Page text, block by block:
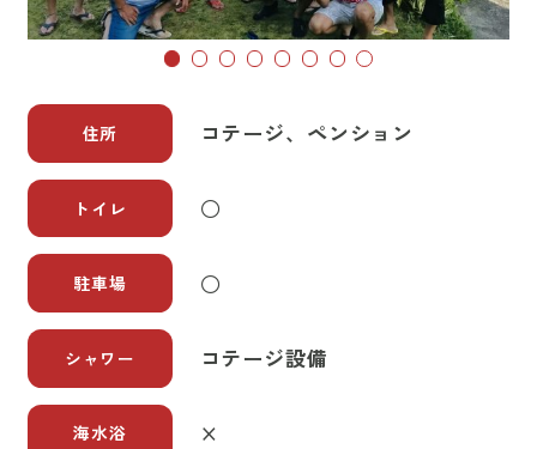
住所 コテージ、ペンション
トイレ ○
駐車場 ○
シャワー コテージ設備
海水浴 ×